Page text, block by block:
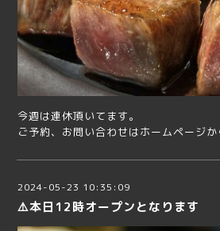
今週は連休頂いてます。
ご予約、お問い合わせはホームページか
2024-05-23 10:35:09
⚠️本日12時オープンとなります